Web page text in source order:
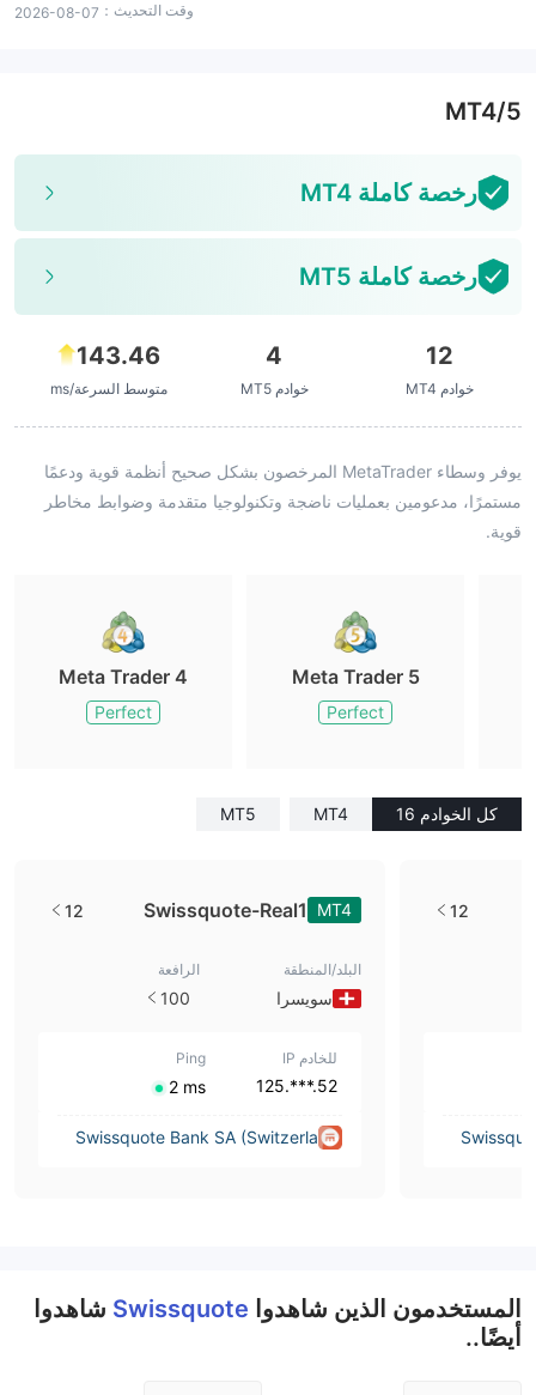
وقت التحديث： 2026-08-07
MT4/5
رخصة كاملة MT4
رخصة كاملة MT5
12
خوادم MT4
4
خوادم MT5
143.46
متوسط السرعة/ms
يوفر وسطاء MetaTrader المرخصون بشكل صحيح أنظمة قوية ودعمًا
مستمرًا، مدعومين بعمليات ناضجة وتكنولوجيا متقدمة وضوابط مخاطر
قوية.
Meta Trader 4
Perfect
Meta Trader 5
Perfect
كل الخوادم 16 MT4
MT5
MT4
Swissquote-Real1
12
البلد/المنطقة
سويسرا
الرافعة
100
للخادم IP
52.***.125
Ping
⁦2 ms⁩
Swissquote Bank SA (Switzerla
12
المستخدمون الذين شاهدوا Swissquote شاهدوا
أيضًا..